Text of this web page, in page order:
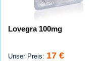
Lovegra 100mg
Unser Preis: 17 €